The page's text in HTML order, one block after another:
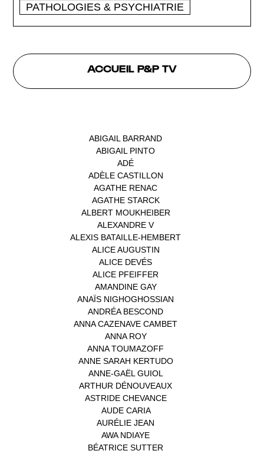
PATHOLOGIES & PSYCHIATRIE
ACCUEIL P&P TV
ABIGAIL BARRAND
ABIGAIL PINTO
ADÉ
ADÈLE CASTILLON
AGATHE RENAC
AGATHE STARCK(1)
ALBERT MOUKHEIBER
ALEXANDRE V(1)
ALEXIS BATAILLE-HEMBERT
ALICE AUGUSTIN
ALICE DEVÉS
ALICE PFEIFFER
AMANDINE GAY(1)
ANAÏS NIGHOGHOSSIAN
ANDRÉA BESCOND
ANNA CAZENAVE CAMBET
ANNA ROY(1)
ANNA TOUMAZOFF
ANNE SARAH KERTUDO(1)
ANNE-GAËL GUIOL
ARTHUR DÉNOUVEAUX
ASTRIDE CHEVANCE(3)
AUDE CARIA(1)
AURÉLIE JEAN
AWA NDIAYE
BÉATRICE SUTTER